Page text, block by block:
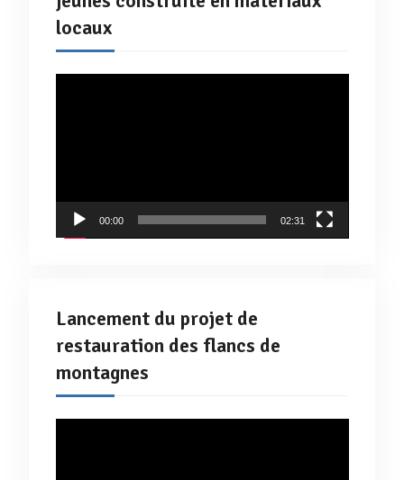
locaux
00:00 02:31
Lancement du projet de
restauration des flancs de
montagnes